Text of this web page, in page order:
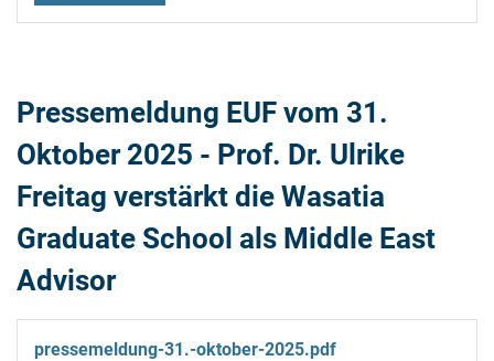
Pressemeldung EUF vom 31.
Oktober 2025 - Prof. Dr. Ulrike
Freitag verstärkt die Wasatia
Graduate School als Middle East
Advisor
pressemeldung-31.-oktober-2025.pdf